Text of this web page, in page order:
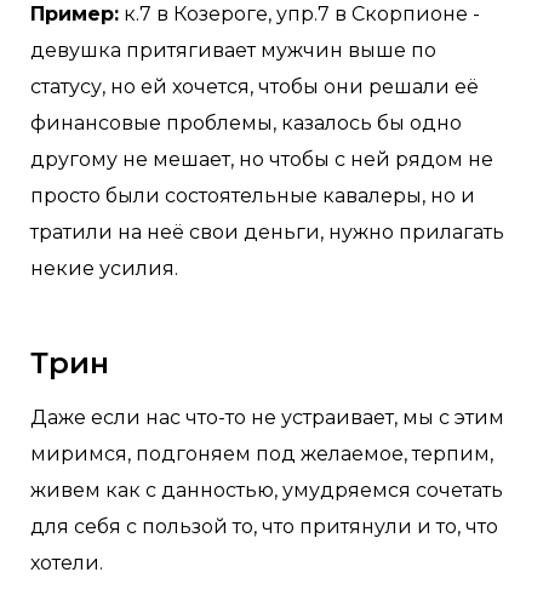
Пример: к.7 в Козероге, упр.7 в Скорпионе -
девушка притягивает мужчин выше по
статусу, но ей хочется, чтобы они решали её
финансовые проблемы, казалось бы одно
другому не мешает, но чтобы с ней рядом не
просто были состоятельные кавалеры, но и
тратили на неё свои деньги, нужно прилагать
некие усилия.
Трин
Даже если нас что-то не устраивает, мы с этим
миримся, подгоняем под желаемое, терпим,
живем как с данностью, умудряемся сочетать
для себя с пользой то, что притянули и то, что
хотели.